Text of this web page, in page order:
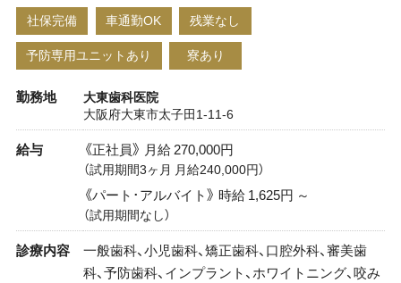
社保完備 車通勤OK 残業なし
予防専用ユニットあり 寮あり
勤務地 大東歯科医院
大阪府大東市太子田1-11-6
給与 《正社員》 月給 270,000円
（試用期間3ヶ月 月給240,000円）
《パート･アルバイト》 時給 1,625円 ～
（試用期間なし）
診療内容
一般歯科、小児歯科、矯正歯科、口腔外科、審美歯
科、予防歯科、インプラント、ホワイトニング、咬み